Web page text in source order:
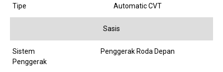
Tipe Automatic CVT
Sasis
Sistem
Penggerak
Penggerak Roda Depan